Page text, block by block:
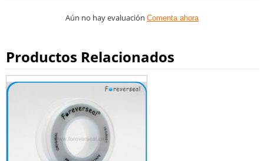
Aún no hay evaluación Comenta ahora
Productos Relacionados